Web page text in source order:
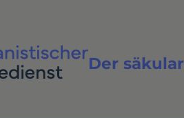
Der